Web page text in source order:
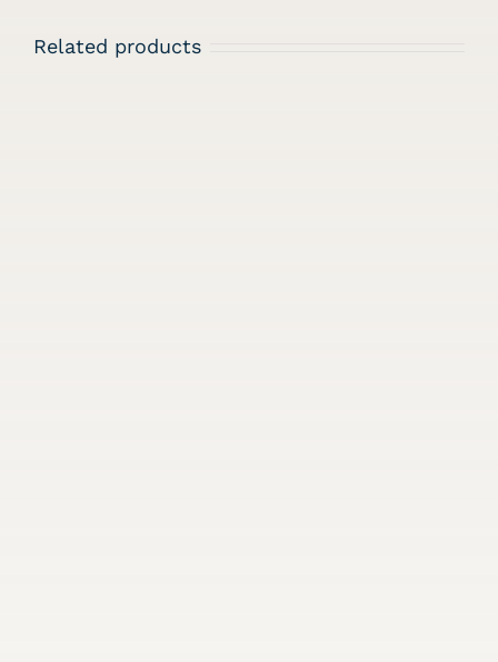
Related products